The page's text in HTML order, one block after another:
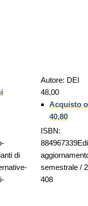
di
Autore: DEI
48,00
Acquisto
40,80
ISBN:
semestrale /
408